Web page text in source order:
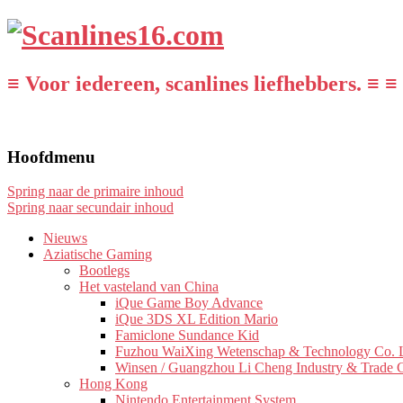
≡ Voor iedereen, scanlines liefhebbers. ≡ ≡
Hoofdmenu
Spring naar de primaire inhoud
Spring naar secundair inhoud
Nieuws
Aziatische Gaming
Bootlegs
Het vasteland van China
iQue Game Boy Advance
iQue 3DS XL Edition Mario
Famiclone Sundance Kid
Fuzhou WaiXing Wetenschap & Technology Co.
Winsen / Guangzhou Li Cheng Industry & Trade
Hong Kong